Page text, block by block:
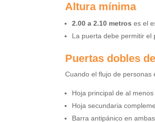
Altura mínima
2.00 a 2.10 metros es el
La puerta debe permitir el
Puertas dobles
Cuando el flujo de personas
Hoja principal de al menos
Hoja secundaria
Barra antipánico en